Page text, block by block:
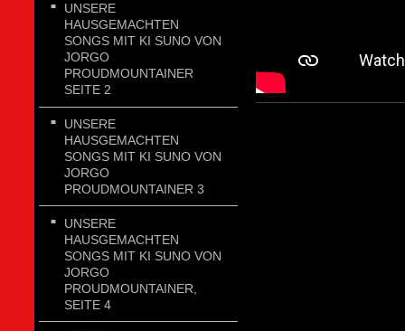
UNSERE
HAUSGEMACHTEN
SONGS MIT KI SUNO VON
JORGO
PROUDMOUNTAINER
SEITE 2
UNSERE
HAUSGEMACHTEN
SONGS MIT KI SUNO VON
JORGO
PROUDMOUNTAINER 3
UNSERE
HAUSGEMACHTEN
SONGS MIT KI SUNO VON
JORGO
PROUDMOUNTAINER,
SEITE 4